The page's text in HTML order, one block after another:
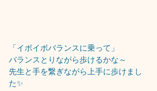
「イボイボバランスに乗って」
バランスとりながら歩けるかな～
先生と手を繋ぎながら上手に歩けまし
た✨